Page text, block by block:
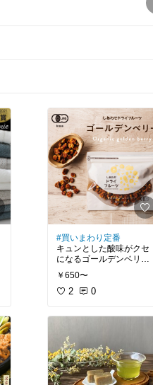
#買いまわり定番
キュンとした酸味がクセ
になるゴールデンベリ
ー！
余分な甘さのないドライ
フルーツで、とっても美
#スイーツ部
#お試しスイーツ
#ドライフルーツ
￥650〜
2 0